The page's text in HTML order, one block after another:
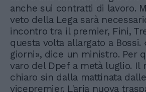
anche sui contratti di lavoro.
veto della Lega sarà
incontro tra il premier, Fini,
questa volta allargato a Bossi.
giorni», dice un ministro. Per
varo del Dpef a metà luglio. Il
chiaro sin dalla mattinata
vicepremier. L'aria nuova